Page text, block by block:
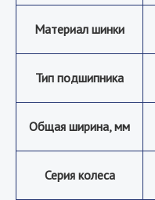
Материал шинки
Тип подшипника
Общая ширина, мм
Серия колеса